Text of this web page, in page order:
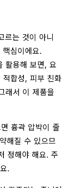
르는 것이 아니
심이에요.
활용해 보면, 요
적합성, 피부 친화
래서 이 제품을
흉곽 압박이 줄
해질 수 있으므
정해야 해요. 주
.